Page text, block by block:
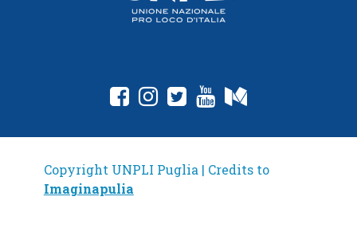
fab fa-facebook-square
fab fa-instagram
fab fa-twitter-square
fab fa-youtube
Copyright UNPLI Puglia | Credits to
Imaginapulia